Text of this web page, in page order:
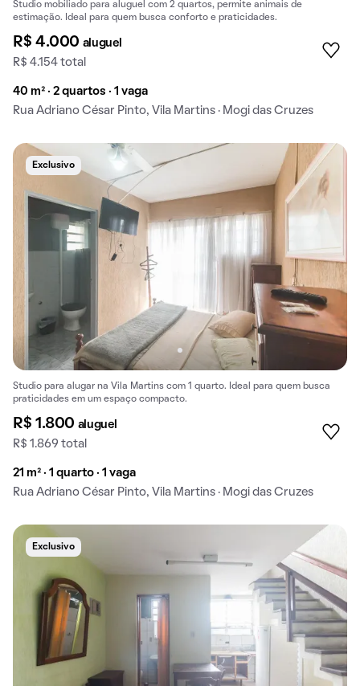
Studio mobiliado para aluguel com 2 quartos, permite animais de
estimação. Ideal para quem busca conforto e praticidades.
R$ 4.000 aluguel
R$ 4.154 total
40 m² · 2 quartos · 1 vaga
Rua Adriano César Pinto, Vila Martins · Mogi das Cruzes
Exclusivo
Studio para alugar na Vila Martins com 1 quarto. Ideal para quem busca
praticidades em um espaço compacto.
R$ 1.800 aluguel
R$ 1.869 total
21 m² · 1 quarto · 1 vaga
Rua Adriano César Pinto, Vila Martins · Mogi das Cruzes
Exclusivo